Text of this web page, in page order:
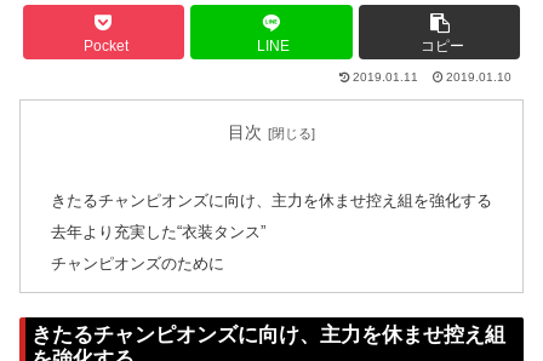
Pocket LINE コピー
2019.01.11 2019.01.10
目次
きたるチャンピオンズに向け、主力を休ませ控え組を強化する
去年より充実した“衣装タンス”
チャンピオンズのために
きたるチャンピオンズに向け、主力を休ませ控え組